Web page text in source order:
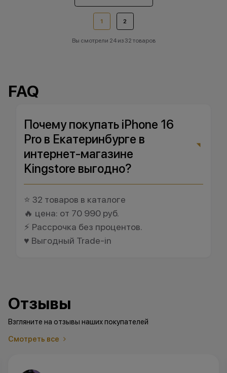
1 2
Вы смотрели 24 из 32 товаров
FAQ
Почему покупать iPhone 16
Pro в Екатеринбурге в
интернет-магазине
Kingstore выгодно?
⭐ 32 товаров в каталоге
🔥 цена: от 70 990 руб.
⚡ Рассрочка без процентов.
♥️ Выгодный Trade-in
Отзывы
Взгляните на отзывы наших покупателей
Смотреть все